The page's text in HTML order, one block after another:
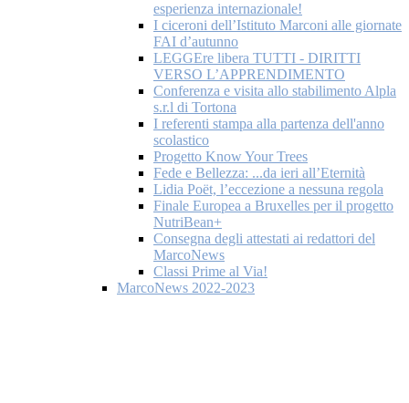
esperienza internazionale!
I ciceroni dell’Istituto Marconi alle giornate
FAI d’autunno
LEGGEre libera TUTTI - DIRITTI
VERSO L’APPRENDIMENTO
Conferenza e visita allo stabilimento Alpla
s.r.l di Tortona
I referenti stampa alla partenza dell'anno
scolastico
Progetto Know Your Trees
Fede e Bellezza: ...da ieri all’Eternità
Lidia Poët, l’eccezione a nessuna regola
Finale Europea a Bruxelles per il progetto
NutriBean+
Consegna degli attestati ai redattori del
MarcoNews
Classi Prime al Via!
MarcoNews 2022-2023